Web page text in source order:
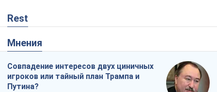
Rest
Мнения
Совпадение интересов двух циничных
игроков или тайный план Трампа и
Путина?